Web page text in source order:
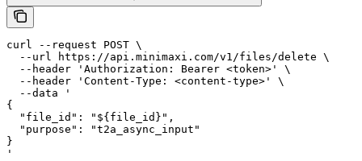
curl --request POST \
  --url https://api.minimaxi.com/v1/files/delete \
  --header 'Authorization: Bearer <token>' \
  --header 'Content-Type: <content-type>' \
  --data '
{
  "file_id": "${file_id}",
  "purpose": "t2a_async_input"
}
'